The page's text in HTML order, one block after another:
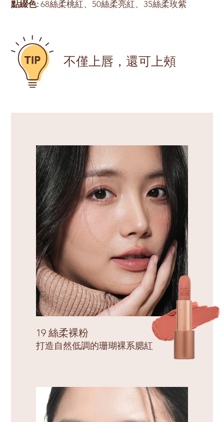
點綴色: 68絲柔桃紅、50絲柔亮紅、35絲柔玫紫
不僅上唇，還可上頰
19 絲柔裸粉
打造自然低調的珊瑚裸系腮紅